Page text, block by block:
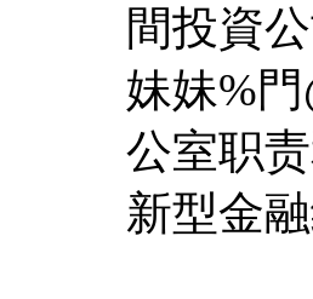
間投資
妹妹%
公室职
新型金